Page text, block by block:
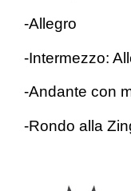
-Allegro
-Intermezzo:
-Andante con
-Rondo alla